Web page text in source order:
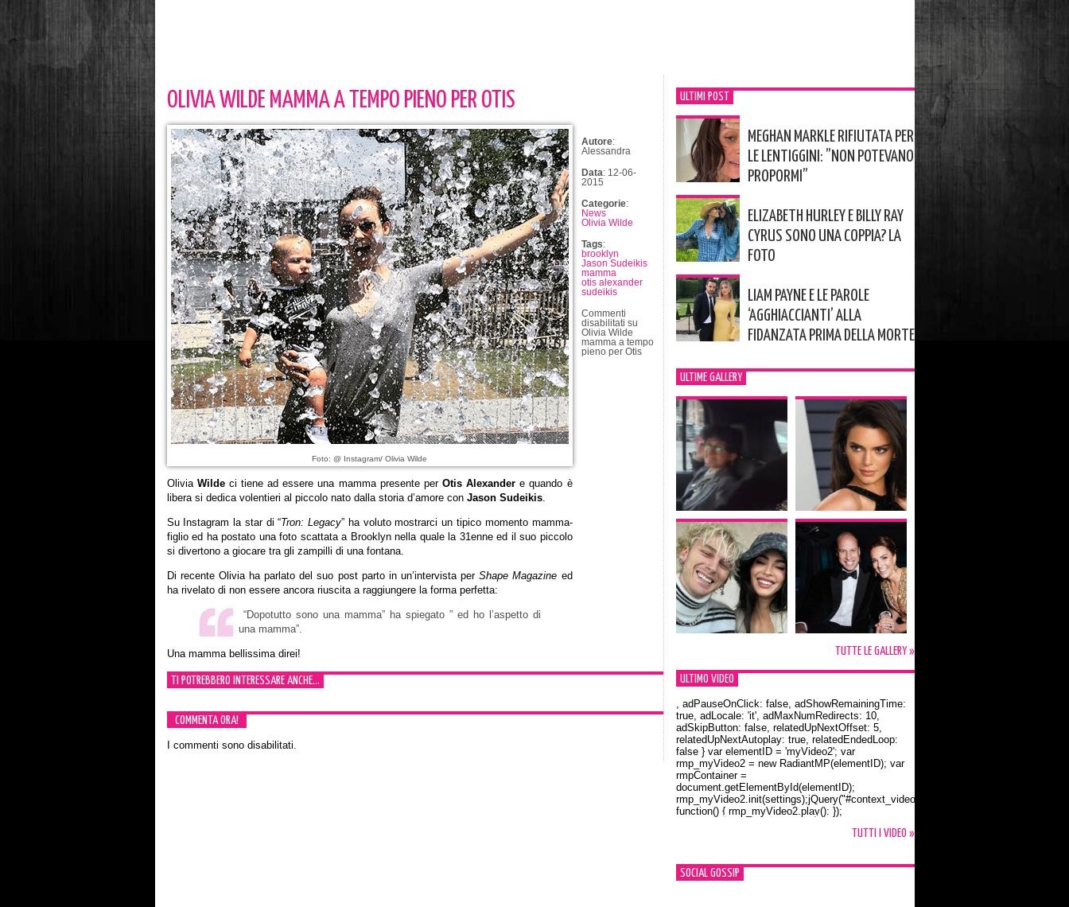
OLIVIA WILDE MAMMA A TEMPO PIENO PER OTIS
Foto: @ Instagram/ Olivia Wilde
OliviaWildeci tiene ad essere una mamma presente per Otis Alexander e quando è
libera si dedica volentieri al piccolo nato dalla storia d’amore con Jason Sudeikis.
Su Instagram la star di “Tron: Legacy” ha voluto mostrarci un tipico momento mamma-
figlio ed ha postato una foto scattata a Brooklyn nella quale la 31enne ed il suo piccolo
si divertono a giocare tra gli zampilli di una fontana.
Di recente Olivia ha parlato del suo post parto in un’intervista perShape Magazine ed
ha rivelato di non essere ancora riuscita a raggiungere la forma perfetta:
“Dopotutto sono una mamma” ha spiegato ” ed ho l’aspetto di
una mamma”.
Una mamma bellissima direi!
Autore:
Alessandra
Data: 12-06-
2015
Categorie:
News
Olivia Wilde
Tags:
brooklyn
Jason Sudeikis
mamma
otis alexander
sudeikis
Commenti
disabilitati su
Olivia Wilde
mamma a tempo
pieno per Otis
TI POTREBBERO INTERESSARE ANCHE...
COMMENTA ORA!
I commenti sono disabilitati.
ULTIMI POST
MEGHAN MARKLE RIFIUTATA PER
LE LENTIGGINI: ”NON POTEVANO
PROPORMI”
ELIZABETH HURLEY E BILLY RAY
CYRUS SONO UNA COPPIA? LA
FOTO
LIAM PAYNE E LE PAROLE
‘AGGHIACCIANTI’ ALLA
FIDANZATA PRIMA DELLA MORTE
ULTIME GALLERY
TUTTE LE GALLERY »
ULTIMO VIDEO
Orlando Bloom e la t-shirt dedicata a Flynn
, adPauseOnClick: false, adShowRemainingTime:
true, adLocale: 'it', adMaxNumRedirects: 10,
adSkipButton: false, relatedUpNextOffset: 5,
relatedUpNextAutoplay: true, relatedEndedLoop:
false } var elementID = 'myVideo2'; var
rmp_myVideo2 = new RadiantMP(elementID); var
rmpContainer =
document.getElementById(elementID);
rmp_myVideo2.init(settings);jQuery("#context_video2").one("mouseover",
function() { rmp_myVideo2.play(); });
TUTTI I VIDEO »
SOCIAL GOSSIP